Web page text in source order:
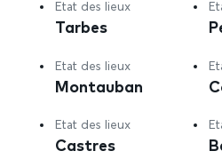
Etat des lieux
Tarbes
Etat des lieux
Montauban
Etat des lieux
Castres